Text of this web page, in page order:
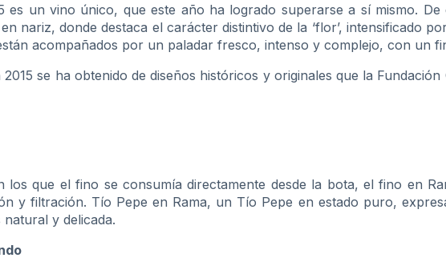
es un vino único, que este año ha logrado superarse a sí mismo.
nariz, donde destaca el carácter distintivo de la ‘flor’, intensificado
acompañados por un paladar fresco, intenso y complejo, con un
2015 se ha obtenido de diseños históricos y originales que la
los que el fino se consumía directamente desde la bota, el fino en
y filtración. Tío Pepe en Rama, un Tío Pepe en estado puro,
y delicada.